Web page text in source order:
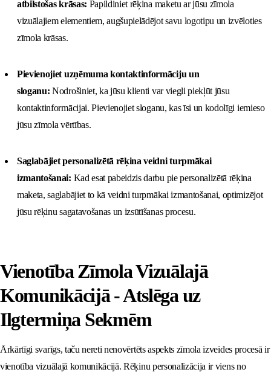
atbilstošas krāsas: Papildiniet rēķina maketu ar jūsu zīmola
vizuālajiem elementiem, augšupielādējot savu logotipu un izvēloties
zīmola krāsas.
Pievienojiet uzņēmuma kontaktinformāciju un
sloganu: Nodrošiniet, ka jūsu klienti var viegli piekļūt jūsu
kontaktinformācijai. Pievienojiet sloganu, kas īsi un kodolīgi iemieso
jūsu zīmola vērtības.
Saglabājiet personalizētā rēķina veidni turpmākai
izmantošanai: Kad esat pabeidzis darbu pie personalizētā rēķina
maketa, saglabājiet to kā veidni turpmākai izmantošanai, optimizējot
jūsu rēķinu sagatavošanas un izsūtīšanas procesu.
Vienotība Zīmola Vizuālajā
Komunikācijā - Atslēga uz
Ilgtermiņa Sekmēm
Ārkārtīgi svarīgs, taču nereti nenovērtēts aspekts zīmola izveides procesā ir
vienotība vizuālajā komunikācijā. Rēķinu personalizācija ir viens no